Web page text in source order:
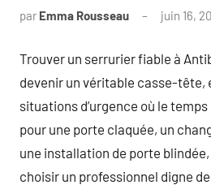
par Emma Rousseau juin 16,
Trouver un serrurier fiable à
devenir un véritable casse-tête,
situations d’urgence où le
pour une porte claquée, un
une installation de porte
choisir un professionnel digne